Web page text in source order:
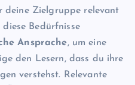
deine Zielgruppe relevant
Bedürfnisse
Ansprache, um eine
den Lesern, dass du ihre
verstehst. Relevante